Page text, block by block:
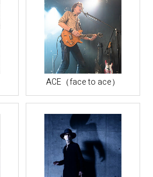
ACE（face to ace）